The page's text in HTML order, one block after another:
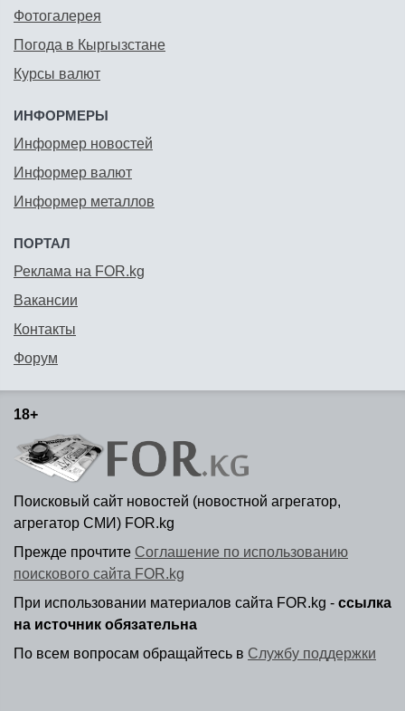
Фотогалерея
Погода в Кыргызстане
Курсы валют
ИНФОРМЕРЫ
Информер новостей
Информер валют
Информер металлов
ПОРТАЛ
Реклама на FOR.kg
Вакансии
Контакты
Форум
18+
Поисковый сайт новостей (новостной агрегатор,
агрегатор СМИ) FOR.kg
Прежде прочтите Соглашение по использованию
поискового сайта FOR.kg
При использовании материалов сайта FOR.kg - ссылка
на источник обязательна
По всем вопросам обращайтесь в Службу поддержки